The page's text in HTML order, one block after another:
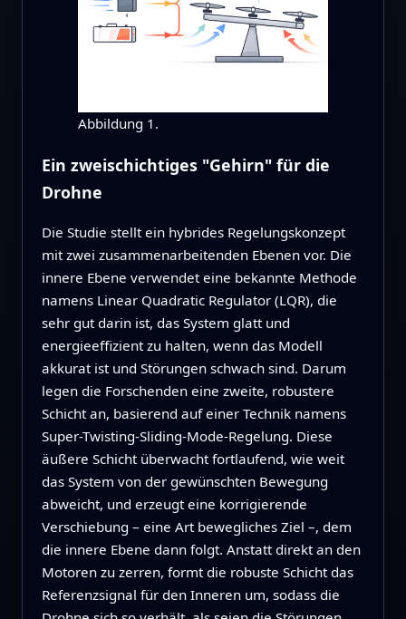
Abbildung 1.
Ein zweischichtiges "Gehirn" für die
Drohne
Die Studie stellt ein hybrides Regelungskonzept
mit zwei zusammenarbeitenden Ebenen vor. Die
innere Ebene verwendet eine bekannte Methode
namens Linear Quadratic Regulator (LQR), die
sehr gut darin ist, das System glatt und
energieeffizient zu halten, wenn das Modell
akkurat ist und Störungen schwach sind. Darum
legen die Forschenden eine zweite, robustere
Schicht an, basierend auf einer Technik namens
Super-Twisting-Sliding-Mode-Regelung. Diese
äußere Schicht überwacht fortlaufend, wie weit
das System von der gewünschten Bewegung
abweicht, und erzeugt eine korrigierende
Verschiebung – eine Art bewegliches Ziel –, dem
die innere Ebene dann folgt. Anstatt direkt an den
Motoren zu zerren, formt die robuste Schicht das
Referenzsignal für den Inneren um, sodass die